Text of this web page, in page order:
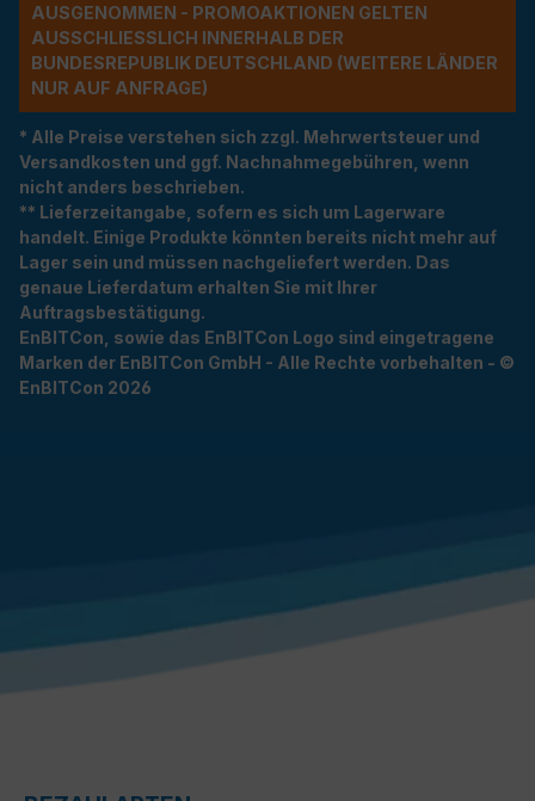
USGENOMMEN - PROMOAKTIONEN GELTEN A
USSCHLIESSLICH INNERHALB DER BU
NDESREPUBLIK DEUTSCHLAND (WEITERE LÄNDER NU
R AUF ANFRAGE)
* Alle Preise verstehen sich zzgl. Mehrwertsteuer und
Versandkosten und ggf. Nachnahmegebühren, wenn
nicht anders beschrieben.
** Lieferzeitangabe, sofern es sich um Lagerware
handelt. Einige Produkte könnten bereits nicht mehr auf
Lager sein und müssen nachgeliefert werden. Das
genaue Lieferdatum erhalten Sie mit Ihrer
Auftragsbestätigung.
EnBITCon, sowie das EnBITCon Logo sind eingetragene
Marken der EnBITCon GmbH - Alle Rechte vorbehalten - ©
EnBITCon 2026